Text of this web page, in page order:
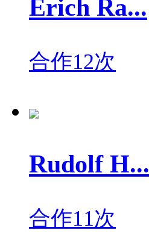
Erich Ra...
合作12次
Rudolf H...
合作11次